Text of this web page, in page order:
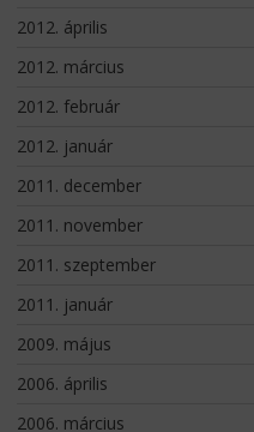
2012. április
2012. március
2012. február
2012. január
2011. december
2011. november
2011. szeptember
2011. január
2009. május
2006. április
2006. március